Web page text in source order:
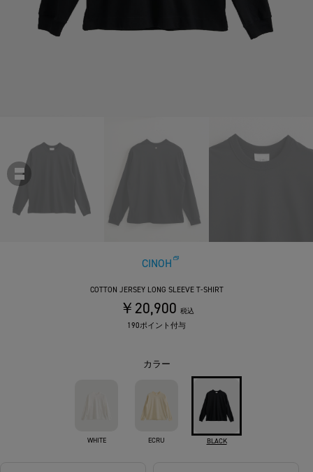
CINOH
COTTON JERSEY LONG SLEEVE T-SHIRT
￥20,900 税込
190ポイント付与
カラー
WHITE ECRU BLACK